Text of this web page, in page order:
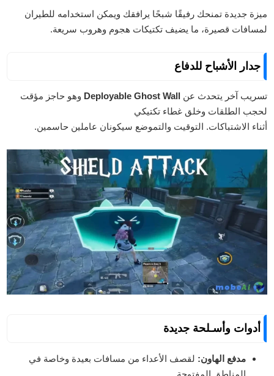
ميزة جديدة تمنحك رفيقًا شبحًا يرافقك ويمكن استخدامه للطيران
لمسافات قصيرة، ما يضيف تكتيكات هجوم وهروب سريعة.
جدار الأشباح للدفاع
تسريب آخر يتحدث عن Deployable Ghost Wall وهو حاجز مؤقت
لحجب الطلقات وخلق غطاء تكتيكي
أثناء الاشتباكات. التوقيت والتموضع سيكونان عاملين حاسمين.
أدوات وأسـلحة جديدة
مدفع الهاون: لقصف الأعداء من مسافات بعيدة وخاصة في
المناطق المفتوحة.